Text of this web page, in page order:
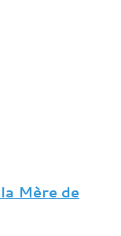
Mère de